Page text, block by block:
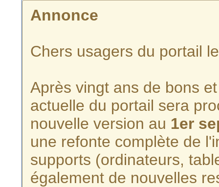
Annonce
Chers usagers du portail
Après vingt ans de bons
actuelle du portail sera
nouvelle version au 1er
une refonte complète de
supports (ordinateurs,
également de nouvelles